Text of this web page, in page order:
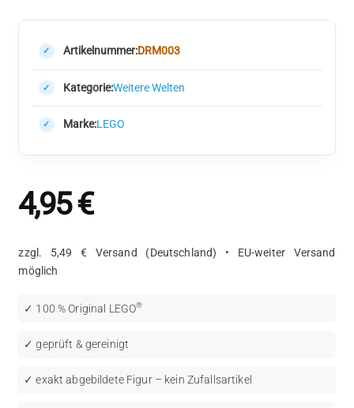
Artikelnummer:DRM003
Kategorie:Weitere Welten
Marke:LEGO
4,95€
zzgl. 5,49 € Versand (Deutschland) • EU-weiter Versand
möglich
✓ 100 % Original LEGO®
✓ geprüft & gereinigt
✓ exakt abgebildete Figur – kein Zufallsartikel